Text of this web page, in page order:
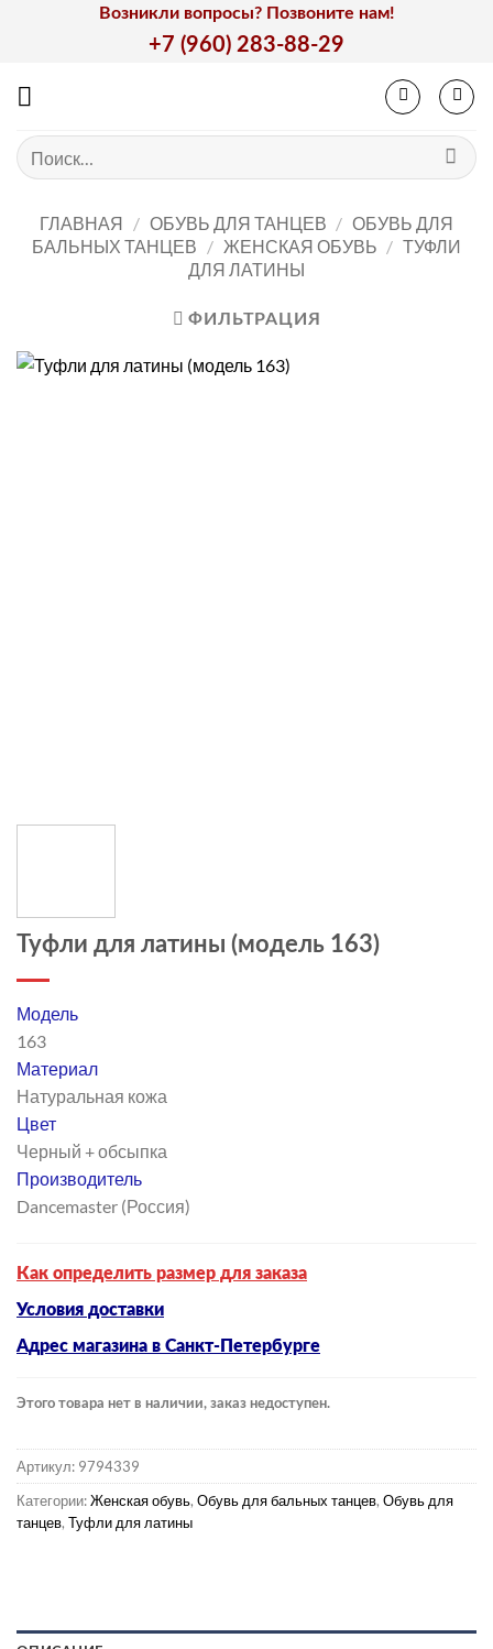
Возникли вопросы? Позвоните нам!
+7 (960) 283-88-29
Искать:
ГЛАВНАЯ / ОБУВЬ ДЛЯ ТАНЦЕВ / ОБУВЬ ДЛЯ
БАЛЬНЫХ ТАНЦЕВ / ЖЕНСКАЯ ОБУВЬ / ТУФЛИ
ДЛЯ ЛАТИНЫ
ФИЛЬТРАЦИЯ
Туфли для латины (модель 163)
Модель
163
Материал
Натуральная кожа
Цвет
Черный + обсыпка
Производитель
Dancemaster (Россия)
Как определить размер для заказа
Условия доставки
Адрес магазина в Санкт-Петербурге
Этого товара нет в наличии, заказ недоступен.
Артикул: 9794339
Категории:Женская обувь, Обувь для бальных танцев, Обувь для
танцев, Туфли для латины